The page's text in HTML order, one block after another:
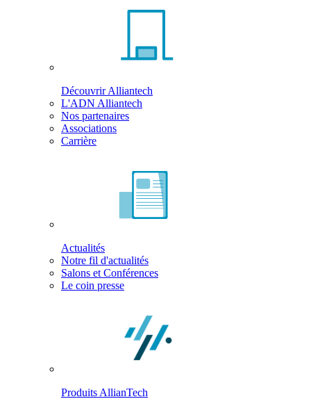
Découvrir Alliantech
L'ADN Alliantech
Nos partenaires
Associations
Carrière
Actualités
Notre fil d'actualités
Salons et Conférences
Le coin presse
Produits AllianTech